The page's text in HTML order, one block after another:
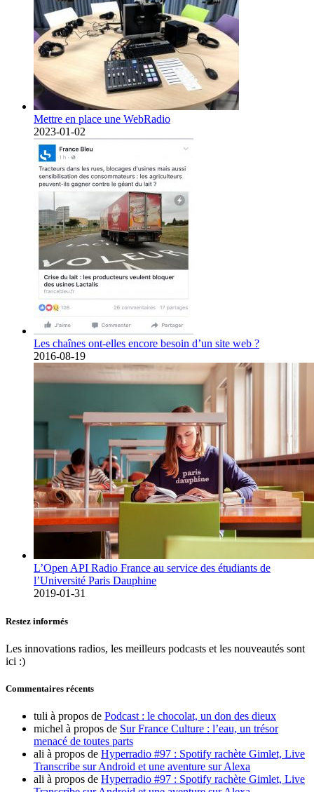
Mettre en place une WebRadio
2023-01-02
Les chaînes ont-elles encore besoin d’un site web ?
2016-08-19
L’Open API Radio France au service des étudiants de
l’Université Paris Dauphine
2019-01-31
Restez informés
Les innovations radios, les meilleurs podcasts et les nouveautés sont
ici :)
Commentaires récents
tuli à propos de Podcast : le chocolat, un don des dieux
michel à propos de Sur France Culture : l’eau, un trésor
menacé de toutes parts
ali à propos de Hyperradio #97 : Spotify rachète Gimlet, Live
Transcribe sur Android et une aventure sur Alexa
ali à propos de Hyperradio #97 : Spotify rachète Gimlet, Live